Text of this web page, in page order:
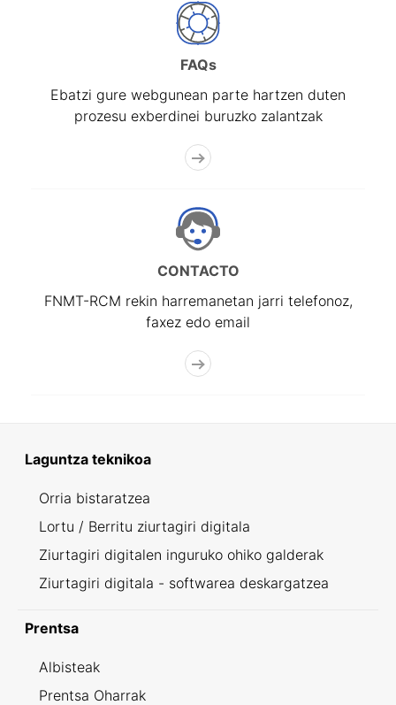
FAQs
Ebatzi gure webgunean parte hartzen duten
prozesu exberdinei buruzko zalantzak
CONTACTO
FNMT-RCM rekin harremanetan jarri telefonoz,
faxez edo email
Laguntza teknikoa
Orria bistaratzea
Lortu / Berritu ziurtagiri digitala
Ziurtagiri digitalen inguruko ohiko galderak
Ziurtagiri digitala - softwarea deskargatzea
Prentsa
Albisteak
Prentsa Oharrak